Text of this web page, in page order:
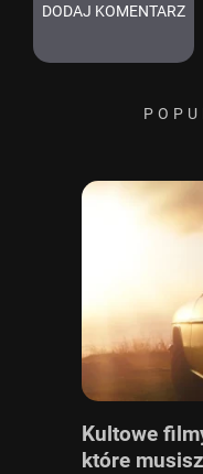
DODAJ KOMENTARZ
Kultowe
które